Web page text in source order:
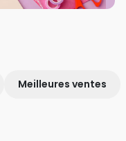
Meilleures ventes